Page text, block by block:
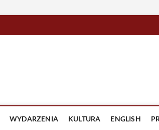
WYDARZENIA KULTURA ENGLISH